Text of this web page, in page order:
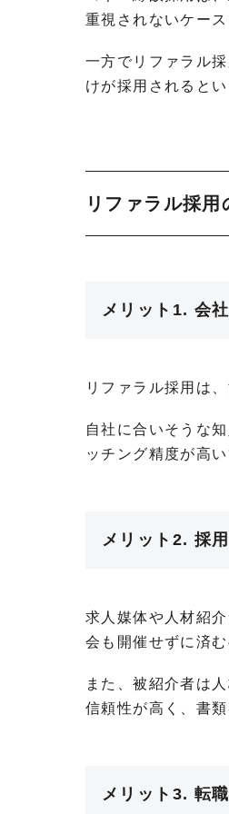
重視されないケース
一方でリファラル
けが採用されると
リファラル採用
メリット1. 会
リファラル採用は
自社に合いそうな
ッチング精度が高
メリット2. 採
求人媒体や人材紹
会も開催せずに済
また、被紹介者は
信頼性が高く、書
メリット3. 転